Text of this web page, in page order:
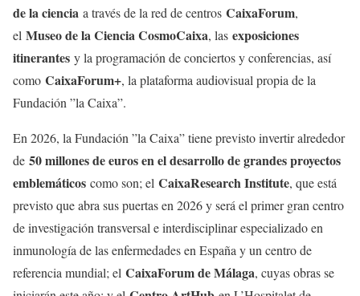
de la ciencia a través de la red de centros CaixaForum,
el Museo de la Ciencia CosmoCaixa, las exposiciones
itinerantes y la programación de conciertos y conferencias, así
como CaixaForum+, la plataforma audiovisual propia de la
Fundación ”la Caixa”.
En 2026, la Fundación ”la Caixa” tiene previsto invertir alrededor
de 50 millones de euros en el desarrollo de grandes proyectos
emblemáticos como son; el CaixaResearch Institute, que está
previsto que abra sus puertas en 2026 y será el primer gran centro
de investigación transversal e interdisciplinar especializado en
inmunología de las enfermedades en España y un centro de
referencia mundial; el CaixaForum de Málaga, cuyas obras se